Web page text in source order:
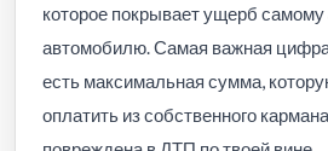
которое покрывает ущерб
автомобилю. Самая важная
есть максимальная сумма,
оплатить из собственного